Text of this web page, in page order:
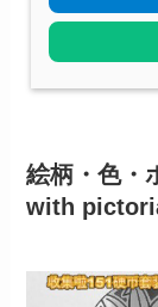
絵柄・色・
with